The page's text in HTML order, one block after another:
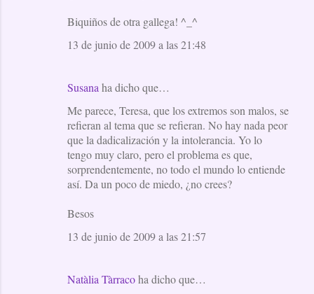
Biquiños de otra gallega! ^_^
13 de junio de 2009 a las 21:48
Susana ha dicho que…
Me parece, Teresa, que los extremos son malos, se
refieran al tema que se refieran. No hay nada peor
que la dadicalización y la intolerancia. Yo lo
tengo muy claro, pero el problema es que,
sorprendentemente, no todo el mundo lo entiende
así. Da un poco de miedo, ¿no crees?
Besos
13 de junio de 2009 a las 21:57
Natàlia Tàrracoha dicho que…